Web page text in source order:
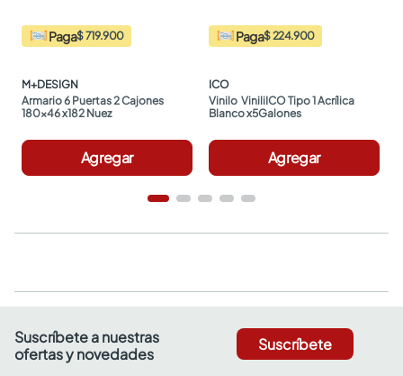
Paga$ 719.900
M+DESIGN
Armario 6 Puertas 2 Cajones
180x46 x182 Nuez
Agregar
Paga$ 224.900
ICO
Vinilo  ViniliICO Tipo 1 Acrílica
Blanco x5Galones
Agregar
Suscríbete a nuestras
ofertas y novedades
Suscríbete